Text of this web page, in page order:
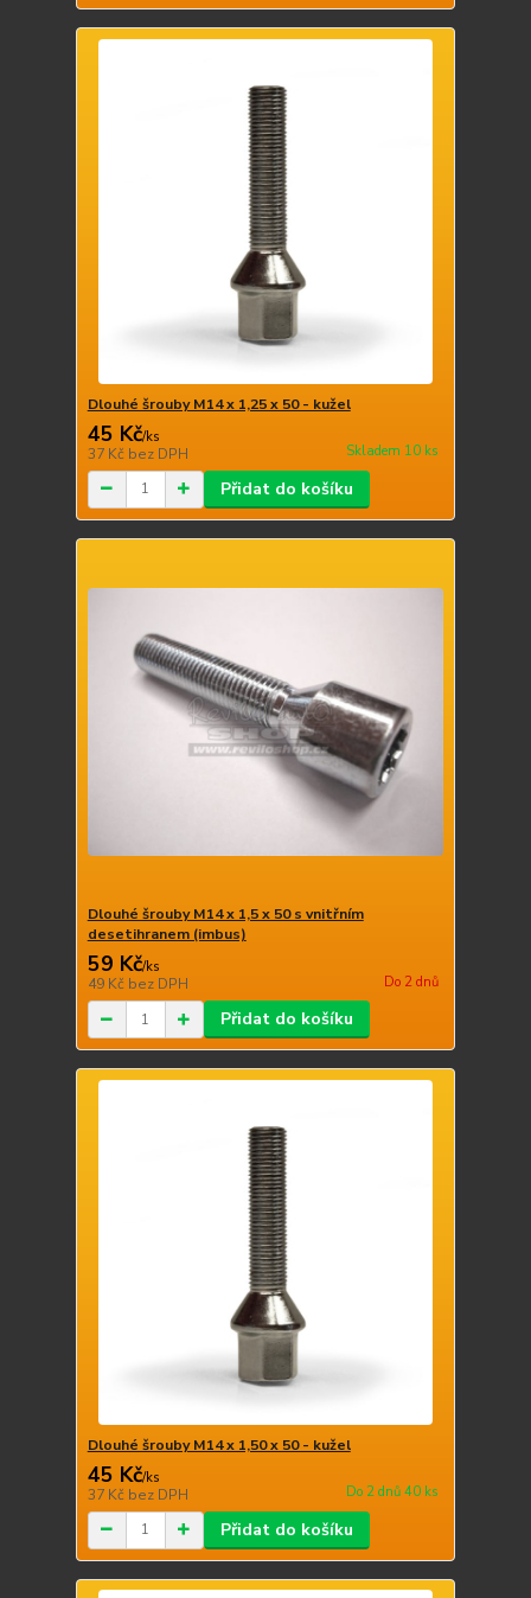
Dlouhé šrouby M14 x 1,25 x 50 - kužel
45 Kč/ks
37 Kč bez DPH Skladem 10 ks
Přidat do košíku
Dlouhé šrouby M14 x 1,5 x 50 s vnitřním
desetihranem (imbus)
59 Kč/ks
49 Kč bez DPH Do 2 dnů
Přidat do košíku
Dlouhé šrouby M14 x 1,50 x 50 - kužel
45 Kč/ks
37 Kč bez DPH Do 2 dnů 40 ks
Přidat do košíku